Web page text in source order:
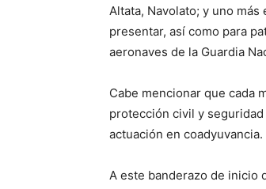
Altata, Navolato; y uno
presentar, así como para
aeronaves de la Guardia
Cabe mencionar que cada
protección civil y
actuación en coadyuvancia.
A este banderazo de inicio